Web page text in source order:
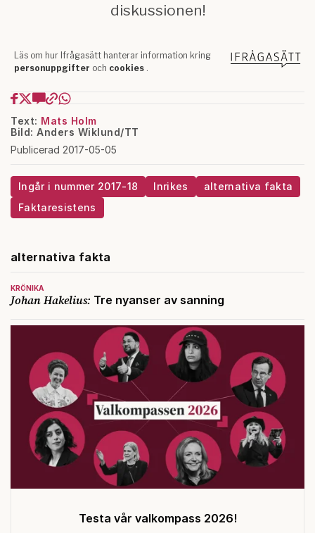
Text: Mats Holm
Bild: Anders Wiklund/TT
Publicerad 2017-05-05
Ingår i nummer 2017-18 Inrikes
alternativa fakta
Faktaresistens
alternativa fakta
KRÖNIKA
Johan Hakelius: Tre nyanser av sanning
Testa vår valkompass 2026!